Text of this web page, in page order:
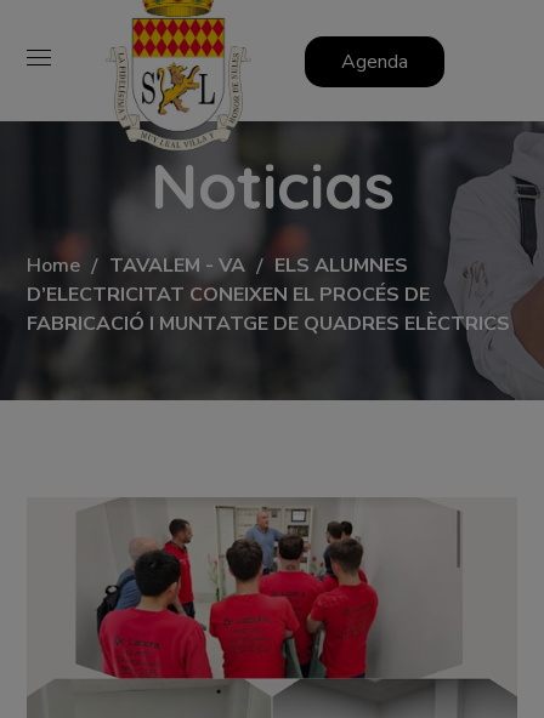
Agenda
Noticias
Home TAVALEM - VA
ELS ALUMNES
D’ELECTRICITAT CONEIXEN EL PROCÉS DE
FABRICACIÓ I MUNTATGE DE QUADRES ELÈCTRICS